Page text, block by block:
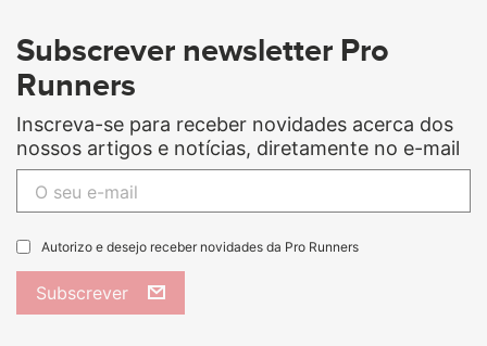
Subscrever newsletter Pro
Runners
Inscreva-se para receber novidades acerca dos
nossos artigos e notícias, diretamente no e-mail
Autorizo e desejo receber novidades da Pro Runners
Subscrever